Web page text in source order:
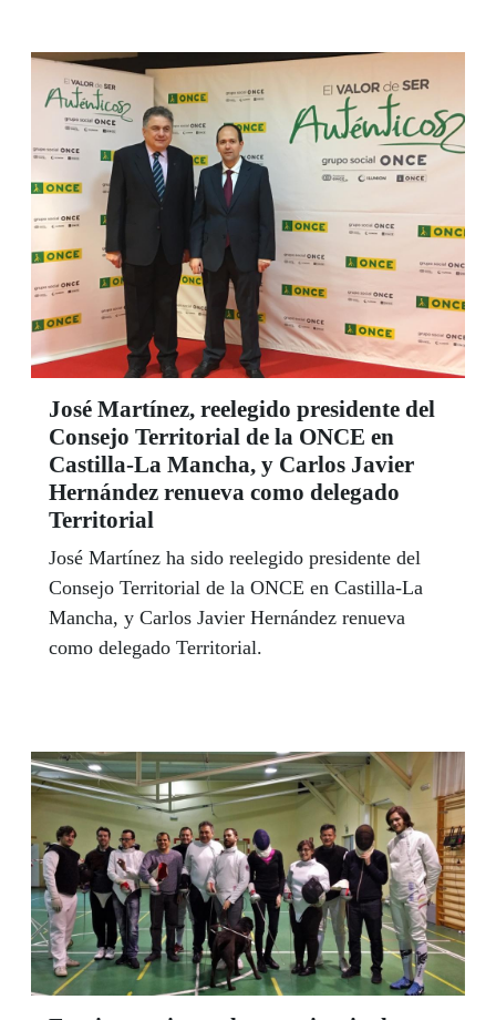
José Martínez, reelegido presidente del
Consejo Territorial de la ONCE en
Castilla-La Mancha, y Carlos Javier
Hernández renueva como delegado
Territorial
José Martínez ha sido reelegido presidente del
Consejo Territorial de la ONCE en Castilla-La
Mancha, y Carlos Javier Hernández renueva
como delegado Territorial.